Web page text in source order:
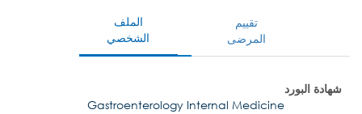
الملف
الشخصي
تقييم
المرضى
شهادة البورد
Gastroenterology Internal Medicine